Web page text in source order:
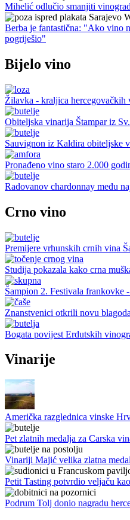
Mihelić odlučio smanjiti
Berba je fantastična: "Ako vino
pogriješio"
Bijelo vino
Žilavka - kraljica hercegovačkih
Obiteljska vinarija Štampar iz
Sauvignon iz Kaldira obiteljske
Pronađeno vino staro 2.000
Radovanov chardonnay među
Crno vino
Premijere vrhunskih crnih vina
Studija pokazala kako crna
Šampion 2. Festivala frankovke
Znanstvenici otkrili novu
Bogata povijest Erdutskih
Vinarije
Američka razglednica vinske
Pet zlatnih medalja za Carska
Vinariji Majić velika zlatna
Petit Tasting potvrdio veljaču
Podrum Tolj donio nagradu